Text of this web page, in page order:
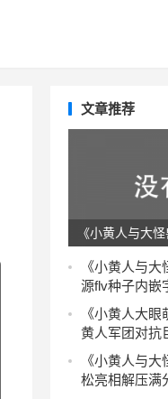
文章推荐
《小黄人与大
9000万，市场
《小黄人与
源flv种子内嵌
《小黄人大
黄人军团对抗
《小黄人与
松亮相解压满